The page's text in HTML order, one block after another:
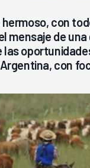
con
mensaje de
las
con